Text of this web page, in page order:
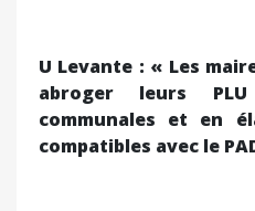
U Levante : « Les
abroger leurs
communales et en
compatibles avec le